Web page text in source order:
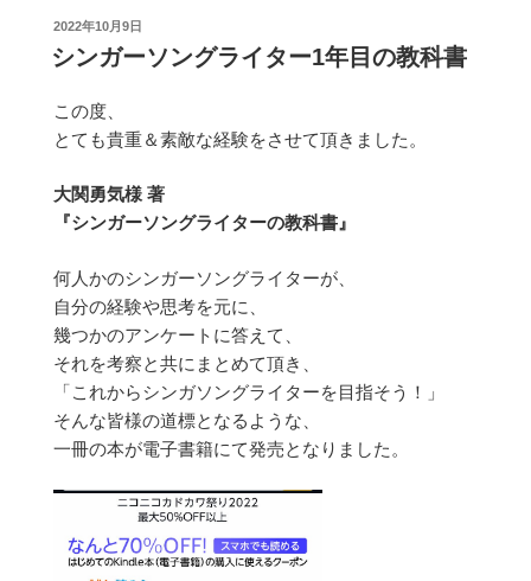
投
稿
日:
2022年10月9日
シンガーソングライター1年目の教科書
この度、
とても貴重＆素敵な経験をさせて頂きました。
大関勇気様 著
『シンガーソングライターの教科書』
何人かのシンガーソングライターが、
自分の経験や思考を元に、
幾つかのアンケートに答えて、
それを考察と共にまとめて頂き、
「これからシンガソングライターを目指そう！」
そんな皆様の道標となるような、
一冊の本が電子書籍にて発売となりました。